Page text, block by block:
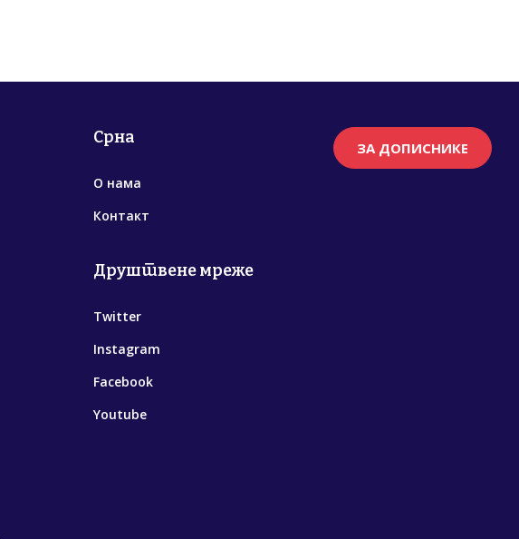
Срна
О нама
Контакт
Друштвене мреже
Twitter
Instagram
Facebook
Youtube
ЗА ДОПИСНИКЕ